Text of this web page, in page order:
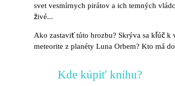
svet vesmírnych pirátov a ich temných
živé...
Ako zastaviť túto hrozbu? Skrýva sa kľúč k
meteorite z planéty Luna Orbem? Kto má
Kde kúpiť knihu?